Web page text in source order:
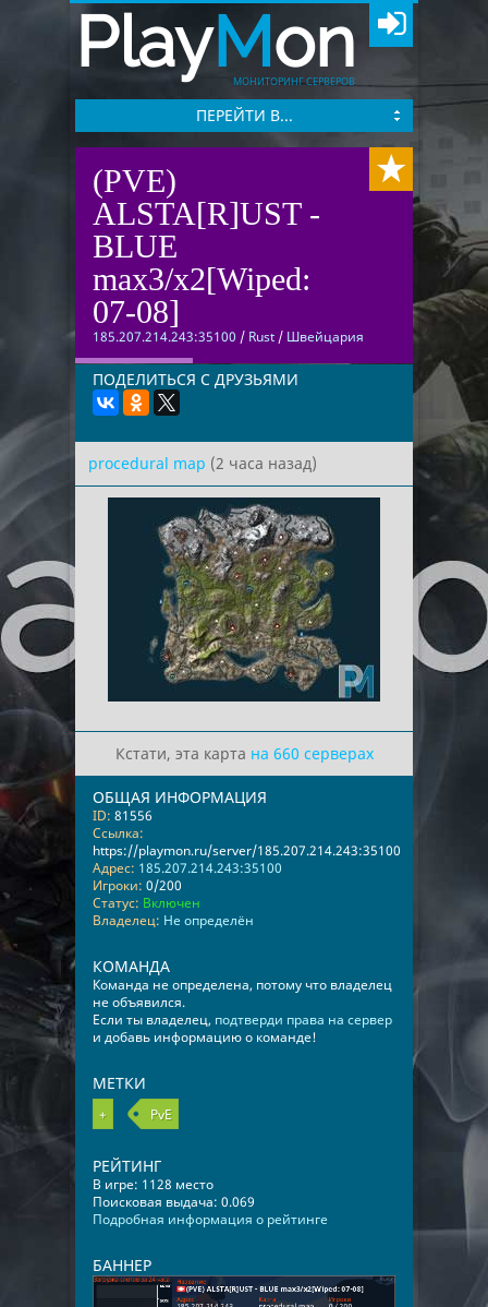
PlayMon
МОНИТОРИНГ СЕРВЕРОВ
ПЕРЕЙТИ В...
(PVE)
ALSTA[R]UST -
BLUE
max3/x2[Wiped:
07-08]
185.207.214.243:35100 / Rust / Швейцария
ПОДЕЛИТЬСЯ С ДРУЗЬЯМИ
procedural map (2 часа назад)
Кстати, эта карта на 660 серверах
ОБЩАЯ ИНФОРМАЦИЯ
ID: 81556
Ссылка:
https://playmon.ru/server/185.207.214.243:35100
Адрес: 185.207.214.243:35100
Игроки: 0/200
Статус: Включен
Владелец: Не определён
КОМАНДА
Команда не определена, потому что владелец
не объявился.
Если ты владелец, подтверди права на сервер
и добавь информацию о команде!
МЕТКИ
+ PvE
РЕЙТИНГ
В игре: 1128 место
Поисковая выдача: 0.069
Подробная информация о рейтинге
БАННЕР